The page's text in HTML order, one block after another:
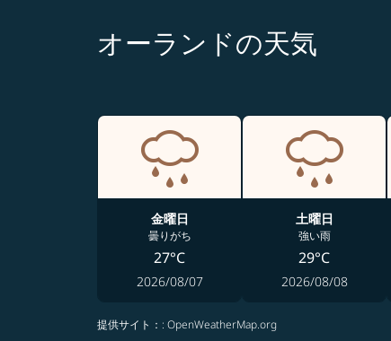
オーランドの天気
金曜日
曇りがち
27°C
2026/08/07
土曜日
強い雨
29°C
2026/08/08
提供サイト： : OpenWeatherMap.org